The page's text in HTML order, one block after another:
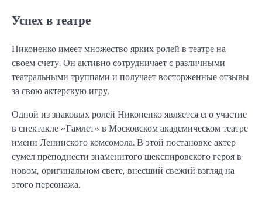
Успех в театре
Никоненко имеет множество ярких ролей в театре на
своем счету. Он активно сотрудничает с различными
театральными труппами и получает восторженные отзывы
за свою актерскую игру.
Одной из знаковых ролей Никоненко является его участие
в спектакле «Гамлет» в Московском академическом театре
имени Ленинского комсомола. В этой постановке актер
сумел преподнести знаменитого шекспировского героя в
новом, оригинальном свете, внесший свежий взгляд на
этого персонажа.